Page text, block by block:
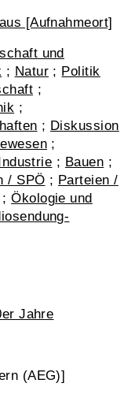
[Aufnahmeort]
und
; Natur ; Politik
;
;
; Diskussion
;
; Bauen ;
/ SPÖ ; Parteien /
;Ökologie und
Jahre
(AEG)]